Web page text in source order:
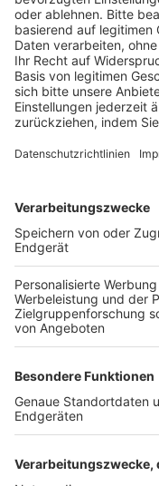
BFV-Geschäftsstellen
Trainerbörse
Login SpielPlus
FOLGE DEM BFV
TOP-VEREINE
TOP-PARTNER